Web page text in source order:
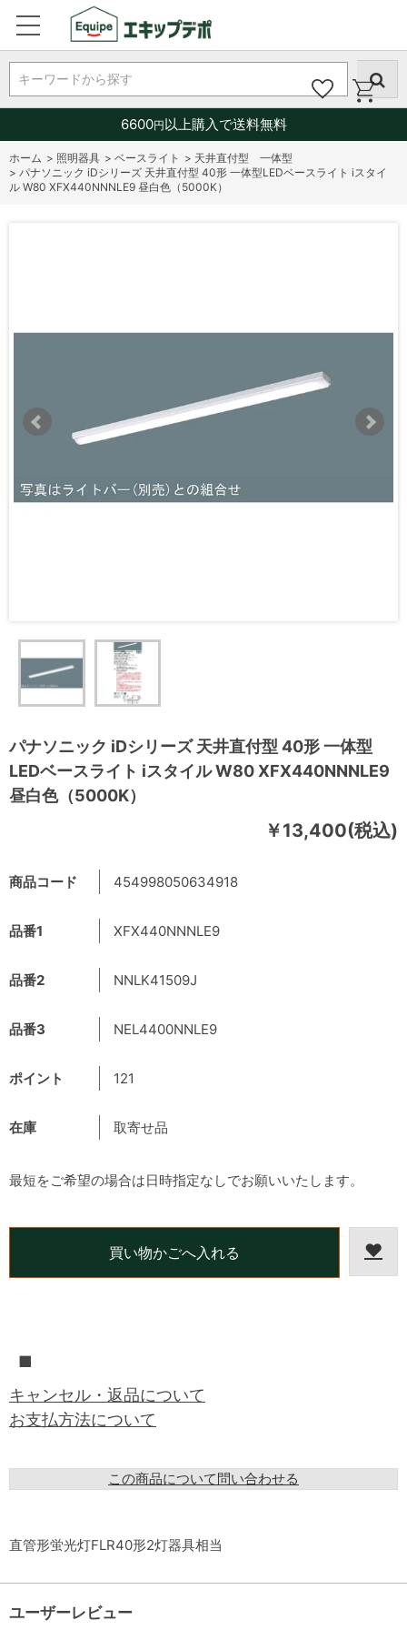
キーワードから探す
6600円以上購入で送料無料
ホーム > 照明器具 > ベースライト > 天井直付型 一体型
> パナソニック iDシリーズ 天井直付型 40形 一体型LEDベースライト iスタイ
ル W80 XFX440NNNLE9 昼白色（5000K）
パナソニック iDシリーズ 天井直付型 40形 一体型
LEDベースライト iスタイル W80 XFX440NNNLE9
昼白色（5000K）
￥13,400(税込)
商品コード 454998050634918
品番1 XFX440NNNLE9
品番2 NNLK41509J
品番3 NEL4400NNLE9
ポイント 121
在庫 取寄せ品
■
キャンセル・返品について
お支払方法について
この商品について問い合わせる
直管形蛍光灯FLR40形2灯器具相当
最短をご希望の場合は日時指定なしでお願いいたします。
ユーザーレビュー